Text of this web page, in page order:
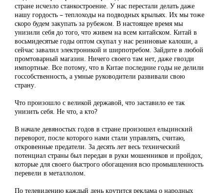
стране исчезло станкостроение. У нас перестали делать даже
нашу гордость – теплоходы на подводных крыльях. Их мы тоже
скоро будем закупать за рубежом. В настоящее время мы
унизили себя до того, что живем на всем китайском. Китай в
восьмидесятые годы оптом скупал у нас резиновые калоши, а
сейчас завалил электроникой и ширпотребом. Зайдите в любой
промтоварный магазин. Ничего своего там нет, даже гвозди
импортные. Все потому, что в Китае последние годы не делили
госсобственность, а умные руководители развивали свою
страну.
Что произошло с великой державой, что заставило ее так
унизить себя. Не что, а кто?
В начале девяностых годов в стране произошел ельцинский
переворот, после которого нами стали управлять, считаю,
откровенные предатели. За десять лет весь технический
потенциал страны был передан в руки мошенников и пройдох,
которые для своего быстрого обогащения всю промышленность
перевели в металлолом.
По телевидению каждый день крутится реклама о народных